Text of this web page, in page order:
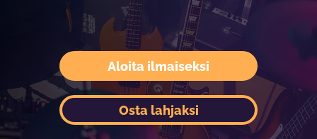
Aloita ilmaiseksi
Osta lahjaksi